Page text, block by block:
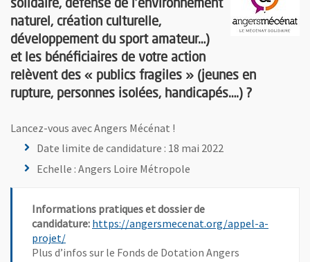
solidaire, défense de l’environnement
naturel, création culturelle,
développement du sport amateur…)
et les bénéficiaires de votre action
relèvent des « publics fragiles » (jeunes en
rupture, personnes isolées, handicapés….) ?
Lancez-vous avec Angers Mécénat !
Date limite de candidature : 18 mai 2022
Echelle : Angers Loire Métropole
Informations pratiques et dossier de
candidature: https://angersmecenat.org/appel-a-
projet/, Ouvre une nouvelle fenêtre
Plus d’infos sur le Fonds de Dotation Angers